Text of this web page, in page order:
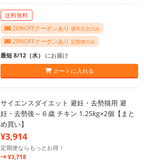
送料無料
20%OFFクーポンあり 通常注文のみ
20%OFFクーポンあり 定期便のみ
最短 8/12（水） にお届け
カートに入れる
サイエンスダイエット 避妊・去勢猫用 避
妊・去勢後～６歳 チキン 1.25kg×2個【まと
め買い】
¥3,914
定期便ならもっとお得！
¥3,718